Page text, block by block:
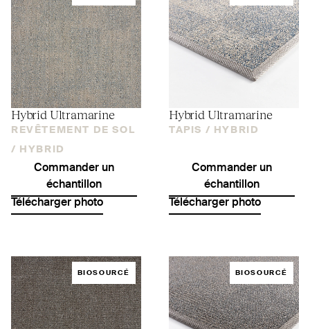
Hybrid Ultramarine
REVÊTEMENT DE SOL
/
HYBRID
Commander un
échantillon
Télécharger photo
Hybrid Ultramarine
TAPIS / HYBRID
Commander un
échantillon
Télécharger photo
BIOSOURCÉ BIOSOURCÉ